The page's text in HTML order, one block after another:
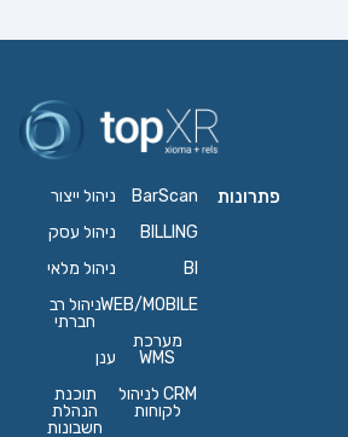
פתרונות
BarScan
BILLING
BI
WEB/MOBILE
מערכת
WMS
CRM לניהול
לקוחות
ניהול ייצור
ניהול עסק
ניהול מלאי
ניהול רב
חברתי
ענן
תוכנת
הנהלת
חשבונות